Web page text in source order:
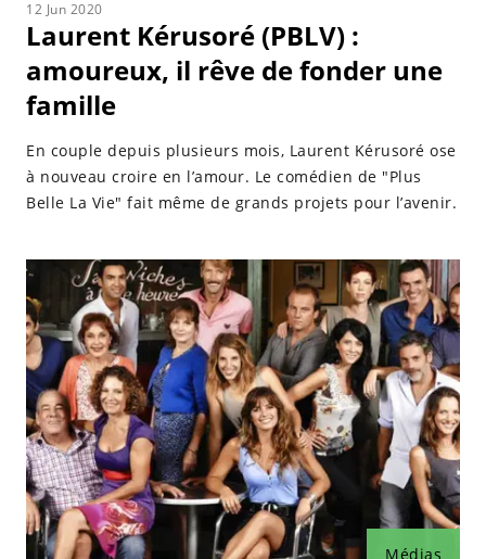
12 Jun 2020
Laurent Kérusoré (PBLV) :
amoureux, il rêve de fonder une
famille
En couple depuis plusieurs mois, Laurent Kérusoré ose
à nouveau croire en l’amour. Le comédien de "Plus
Belle La Vie" fait même de grands projets pour l’avenir.
Médias